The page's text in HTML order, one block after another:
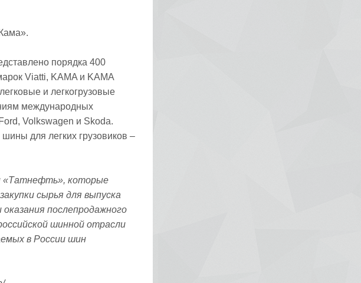
порядка 400
Viatti, KAMA и KAMA
и легкогрузовые
международных
Volkswagen и Skoda.
для легких грузовиков –
«Татнефть», которые
сырья для выпуска
послепродажного
шинной отрасли
в России шин